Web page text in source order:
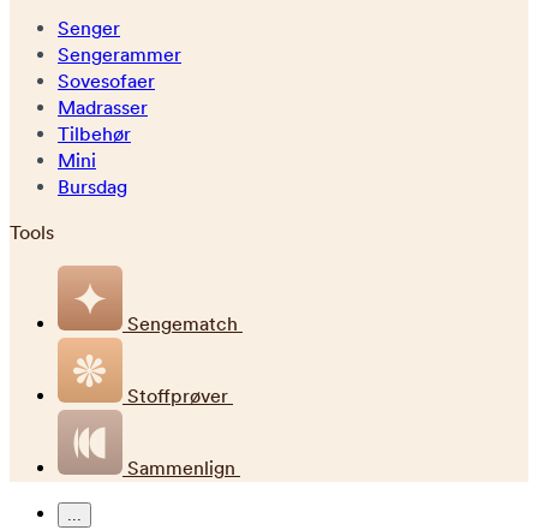
Senger
Sengerammer
Sovesofaer
Madrasser
Tilbehør
Mini
Bursdag
Tools
Sengematch
Stoffprøver
Sammenlign
...